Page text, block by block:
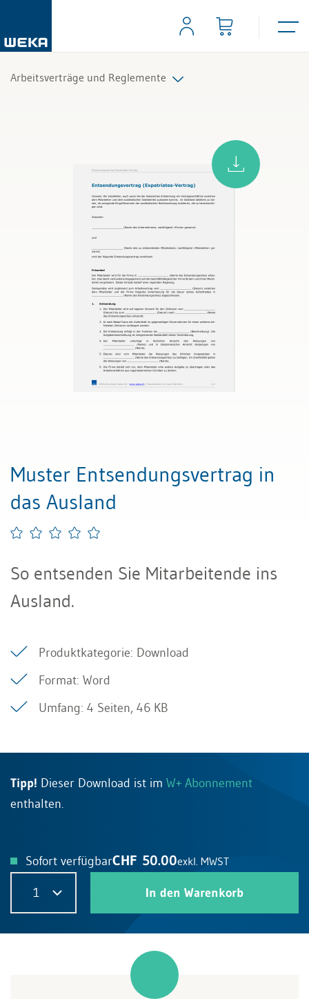
Arbeitsverträge und Reglemente
Spezielle Arbeitsverträge
Personalreglemente
Muster Entsendungsvertrag in
das Ausland
So entsenden Sie Mitarbeitende ins
Ausland.
Produktkategorie: Download
Format: Word
Umfang: 4 Seiten, 46 KB
Tipp! Dieser Download ist im W+ Abonnement
enthalten.
Sofort verfügbarCHF 50.00exkl. MWST
1 In den Warenkorb